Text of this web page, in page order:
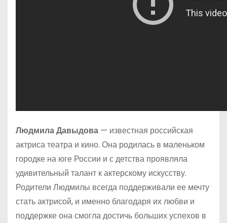
Людмила Давыдова — известная российская
актриса театра и кино. Она родилась в маленьком
городке на юге России и с детства проявляла
удивительный талант к актерскому искусству.
Родители Людмилы всегда поддерживали ее мечту
стать актрисой, и именно благодаря их любви и
поддержке она смогла достичь больших успехов в